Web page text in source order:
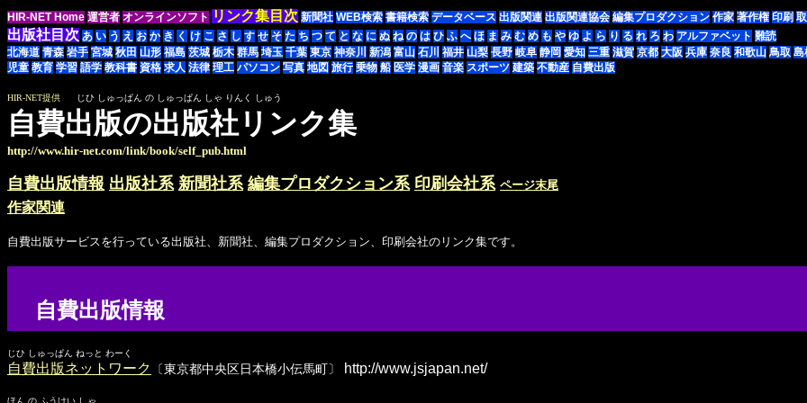
HIR-NET Home 運営者 オンラインソフト リンク集目次 新聞社 WEB検索 書籍検索 データベース 出版関連 出版関連協会 編集プロダクション 作家 著作権 印刷
出版社目次 あ い う え お か き く け こ さ し す せ そ た ち つ て と な に ぬ ね の は ひ ふ へ ほ ま み む め も や ゆ よ ら り る れ ろ わ アルファベット 難読
北海道 青森 岩手 宮城 秋田 山形 福島 茨城 栃木 群馬 埼玉 千葉 東京 神奈川 新潟 富山 石川 福井 山梨 長野 岐阜 静岡 愛知 三重 滋賀 京都 大阪 兵庫 奈良 和歌山 鳥取 島
児童 教育 学習 語学 教科書 資格 求人 法律 理工 パソコン 写真 地図 旅行 乗物 船 医学 漫画 音楽 スポーツ 建築 不動産 自費出版
HIR-NET提供 じひ しゅっぱん の しゅっぱん しゃ りんく しゅう
自費出版の出版社リンク集
http://www.hir-net.com/link/book/self_pub.html
自費出版情報 出版社系 新聞社系 編集プロダクション系 印刷会社系 ページ末尾
作家関連
自費出版サービスを行っている出版社、新聞社、編集プロダクション、印刷会社のリンク集です。
自費出版情報
じひ しゅっぱん ねっと わーく
自費出版ネットワーク 〔東京都中央区日本橋小伝馬町〕 http://www.jsjapan.net/
ほん の ふうけい しゃ